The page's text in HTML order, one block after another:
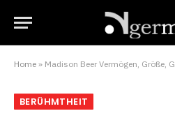
Home » Madison Beer Vermögen, Größe,
BERÜHMTHEIT